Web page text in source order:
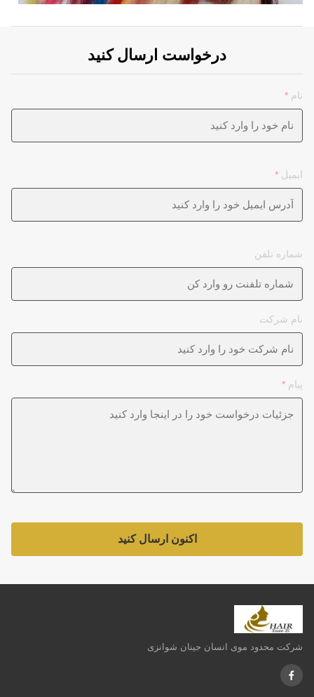
درخواست ارسال کنید
نام *
ایمیل *
شماره تلفن
نام شرکت
پیام *
اکنون ارسال کنید
شرکت محدود موی انسان جینان شوانزی